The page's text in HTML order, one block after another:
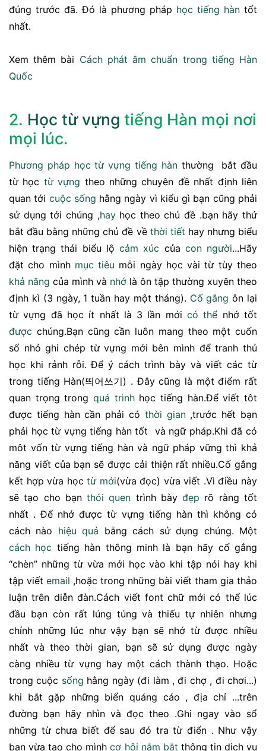
đúng trước đã. Đó là phương pháp học tiếng hàn tốt
nhất.
Xem thêm bài Cách phát âm chuẩn trong tiếng Hàn
Quốc
2. Học từ vựng tiếng Hàn mọi nơi
mọi lúc.
Phương pháp học từ vựng tiếng hànthường bắt đầu
từ học từ vựng theo những chuyên đề nhất định liên
quan tới cuộc sống hằng ngày vì kiểu gì bạn cũng phải
sử dụng tới chúng ,hayhọc theo chủ đề .bạn hãy thử
bắt đầu bằng những chủ đề về thời tiết hay nhưng biểu
hiện trạng thái biểu lộcảm xúc của con người...Hãy
đặt cho mình mục tiêu mỗi ngày học vài từ tùy theo
khả năng của mình và nhớ là ôn tập thường xuyên theo
định kì (3 ngày, 1 tuần hay một tháng). Cố gắng ôn lại
từ vựng đã học ít nhất là 3 lần mớicó thể nhớ tốt
được chúng.Bạn cũng cần luôn mang theo một cuốn
sổ nhỏ ghi chép từ vựng mới bên mình để tranh thủ
học khi rảnh rỗi. Để ý cách trình bày và viết các từ
trong tiếng Hàn(띄어쓰기) . Đây cũng là một điểm rất
quan trọng trong quá trìnhhọc tiếng hàn.Để viết tôt
được tiếng hàn cần phải có thời gian,trước hết bạn
phải học từ vựng tiếng hàn tốt và ngữ pháp.Khi đã có
môt vốn từ vựng tiếng hàn và ngữ pháp vững thì khả
năng viết của bạn sẽ được cải thiện rất nhiều.Cố gắng
kết hợp vừa họctừ mới(vừa đọc) vừa viết .Vì điều này
sẽ tạo cho bạnthói quen trình bàyđẹp rõ ràng tốt
nhất . Để nhớ được từ vựng tiếng hàn thì không có
cách nào hiệu quả bằng cách sử dụng chúng. Một
cách học tiếng hàn thông minh là bạn hãy cố gắng
“chèn” những từ vừa mới học vào khi tập nói hay khi
tập viết email ,hoặc trong những bài viết tham gia thảo
luận trên diễn đàn.Cách viết font chữ mới có thể lúc
đầu bạn còn rất lúng túng và thiếu tự nhiên nhưng
chính những lúc như vậy bạn sẽ nhớ từ được nhiều
nhất và theo thời gian, bạn sẽ sử dụng được ngày
càng nhiều từ vựng hay một cách thành thạo. Hoặc
trong cuộc sống hằng ngày (đi làm , đi chợ , đi chơi...)
khi bắt gặp những biển quáng cáo , địa chỉ ...trên
đường bạn hãy nhìn và đọc theo .Ghi ngay vào sổ
những từ chưa biết để sau đó tra từ điển . Như vậy
bạn vừa tạo cho mìnhcơ hội nắm bắt thông tin dịch vụ